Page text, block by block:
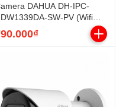
DAHUA DH-IPC-
SW-PV (Wifi
3MP, loa mic, báo động)